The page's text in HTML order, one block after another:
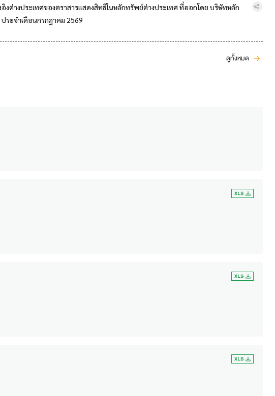
งต่างประเทศของตราสารแสดงสิทธิในหลักทรัพย์ต่างประเทศ ที่ออกโดย บริษัทหลัก
ระจำเดือนกรกฎาคม 2569
ดูทั้งหมด